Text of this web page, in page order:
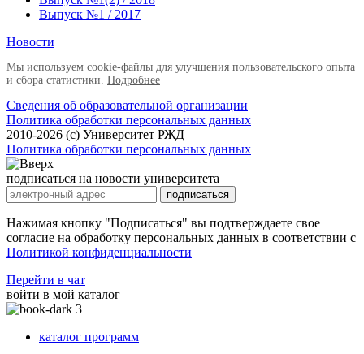
Выпуск №1 / 2017
Новости
Мы используем cookie-файлы для улучшения пользовательского опыта
и сбора статистики. Подробнее
Сведения об образовательной организации
Политика обработки персональных данных
2010-2026 (с) Университет РЖД
Политика обработки персональных данных
подписаться на новости университета
подписаться
Нажимая кнопку "Подписаться" вы подтверждаете свое
согласие на обработку персональных данных в соответствии с
Политикой конфиденциальности
Перейти в чат
войти в мой каталог
3
каталог программ